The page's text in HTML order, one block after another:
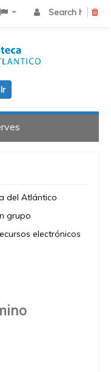
Search history
Ir
del Atlántico
grupo
electrónicos